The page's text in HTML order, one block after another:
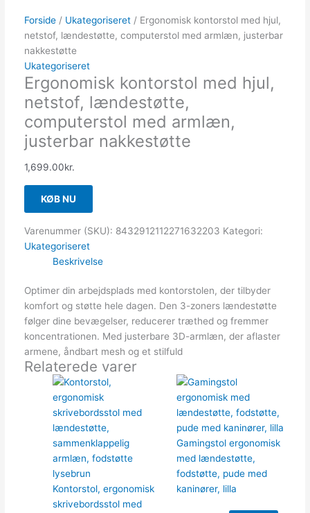
Forside/ Ukategoriseret/ Ergonomisk kontorstol med hjul,
netstof, lændestøtte, computerstol med armlæn, justerbar
nakkestøtte
Ukategoriseret
Ergonomisk kontorstol med hjul,
netstof, lændestøtte,
computerstol med armlæn,
justerbar nakkestøtte
1,699.00kr.
KØB NU
Varenummer (SKU): 8432912112271632203 Kategori:
Ukategoriseret
Beskrivelse
Optimer din arbejdsplads med kontorstolen, der tilbyder
komfort og støtte hele dagen. Den 3-zoners lændestøtte
følger dine bevægelser, reducerer træthed og fremmer
koncentrationen. Med justerbare 3D-armlæn, der aflaster
armene, åndbart mesh og et stilfuld
Relaterede varer
Kontorstol, ergonomisk
skrivebordsstol med
Gamingstol ergonomisk
med lændestøtte,
fodstøtte, pude med
kaninører, lilla